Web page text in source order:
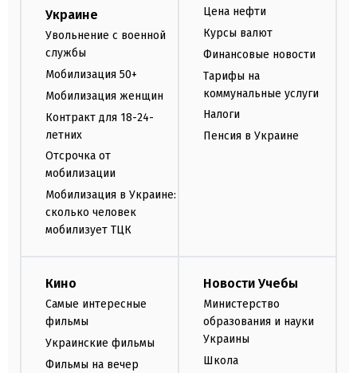
Украине
Увольнение с военной
службы
Мобилизация 50+
Мобилизация женщин
Контракт для 18-24-
летних
Отсрочка от
мобилизации
Мобилизация в Украине:
сколько человек
мобилизует ТЦК
Цена нефти
Курсы валют
Финансовые новости
Тарифы на
коммунальные услуги
Налоги
Пенсия в Украине
Кино
Самые интересные
фильмы
Украинские фильмы
Фильмы на вечер
Новости Учебы
Министерство
образования и науки
Украины
Школа